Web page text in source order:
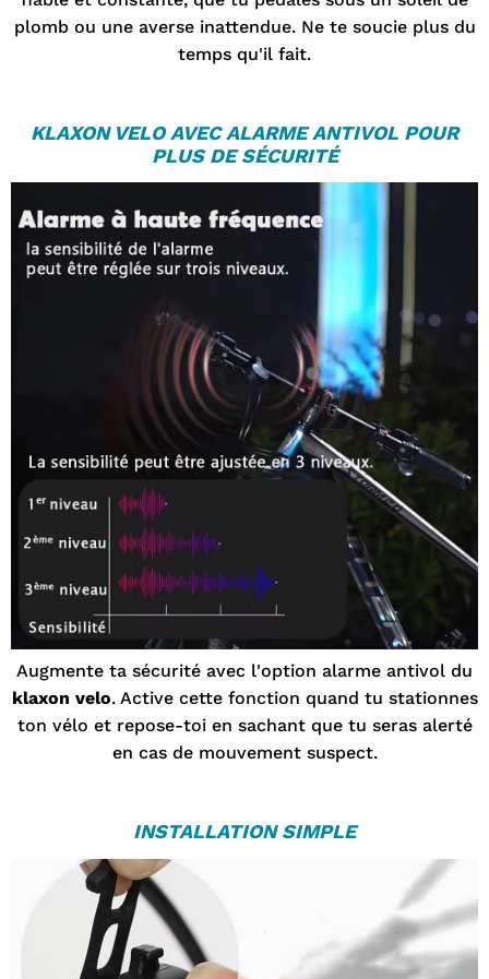
plomb ou une averse inattendue. Ne te soucie plus du
temps qu'il fait.
KLAXON VELOAVEC ALARME ANTIVOL POUR
PLUS DE SÉCURITÉ
Augmente ta sécurité avec l'option alarme antivol du
klaxon velo. Active cette fonction quand tu stationnes
ton vélo et repose-toi en sachant que tu seras alerté
en cas de mouvement suspect.
INSTALLATION SIMPLE